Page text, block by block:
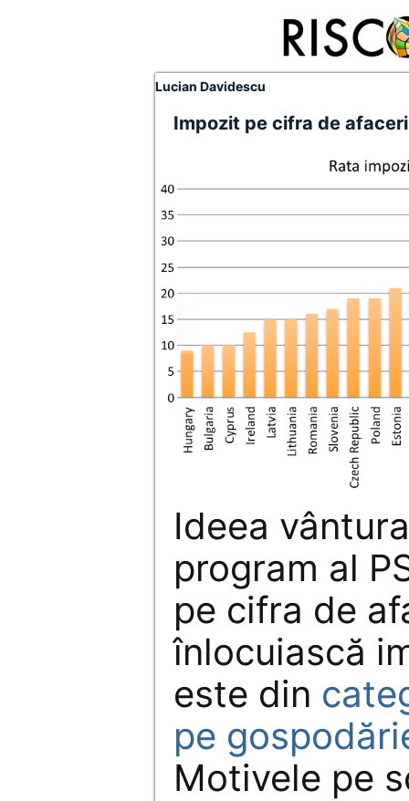
Lucian Davidescu
Impozit pe cifra de
Ideea
program al
pe cifra de
înlocuiască
este din
pe
Motivele pe